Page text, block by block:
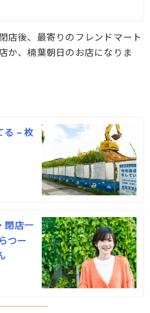
店後、最寄りのフレンドマート
か、楠葉朝日のお店になりま
る – 枚
閉店一
つー